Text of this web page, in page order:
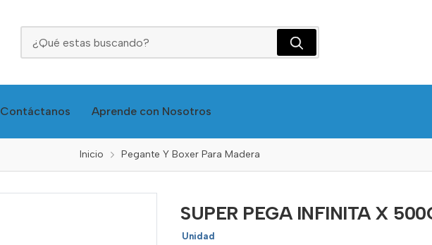
Contáctanos Aprende con Nosotros
Inicio Pegante Y Boxer Para Madera
SUPER PEGA INFINITA X
Unidad